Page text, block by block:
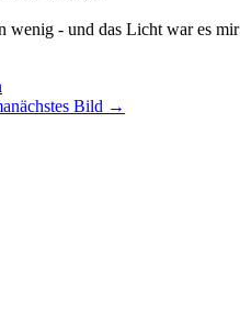
wenig - und das Licht war es
nächstes Bild →